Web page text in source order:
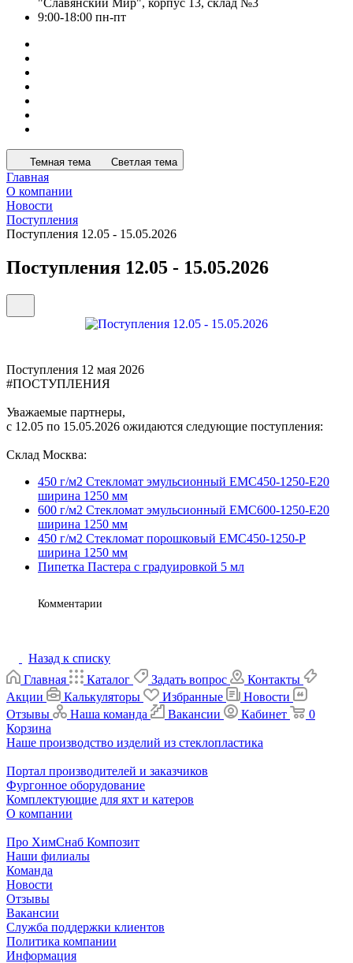
"Славянский Мир", корпус 13, склад №3
9:00-18:00 пн-пт
Темная тема Светлая тема
Главная
О компании
Новости
Поступления
Поступления 12.05 - 15.05.2026
Поступления 12.05 - 15.05.2026
Поступления 12 мая 2026
#ПОСТУПЛЕНИЯ
Уважаемые партнеры,
с 12.05 по 15.05.2026 ожидаются следующие поступления:
Склад Москва:
450 г/м2 Стекломат эмульсионный ЕМС450-1250-E20
ширина 1250 мм
600 г/м2 Стекломат эмульсионный EMC600-1250-E20
ширина 1250 мм
450 г/м2 Стекломат порошковый EMC450-1250-P
ширина 1250 мм
Пипетка Пастера с градуировкой 5 мл
Комментарии
Назад к списку
Главная Каталог Задать вопрос
Контакты
Акции
Калькуляторы Избранные
Новости
Отзывы
Наша команда Вакансии Кабинет
0
Корзина
Наше производство изделий из стеклопластика
Портал производителей и заказчиков
Фургонное оборудование
Комплектующие для яхт и катеров
О компании
Про ХимСнаб Композит
Наши филиалы
Команда
Новости
Отзывы
Вакансии
Служба поддержки клиентов
Политика компании
Информация